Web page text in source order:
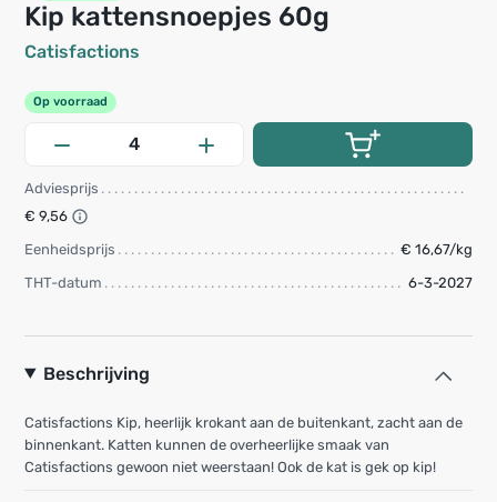
Kip kattensnoepjes 60g
Catisfactions
Op voorraad
Adviesprijs
€ 9,56
Eenheidsprijs
€ 16,67/kg
THT-datum
6-3-2027
Beschrijving
Catisfactions Kip, heerlijk krokant aan de buitenkant, zacht aan de
binnenkant. Katten kunnen de overheerlijke smaak van
Catisfactions gewoon niet weerstaan! Ook de kat is gek op kip!